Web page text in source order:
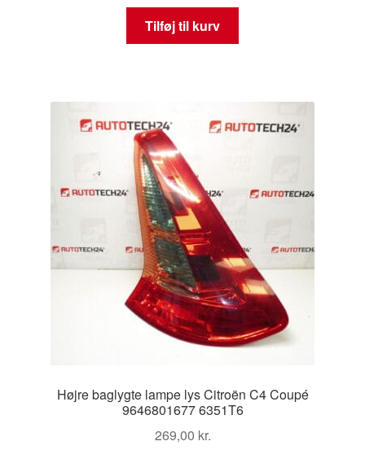
Tilføj til kurv
Højre baglygte lampe lys Citroën C4 Coupé
9646801677 6351T6
269,00 kr.